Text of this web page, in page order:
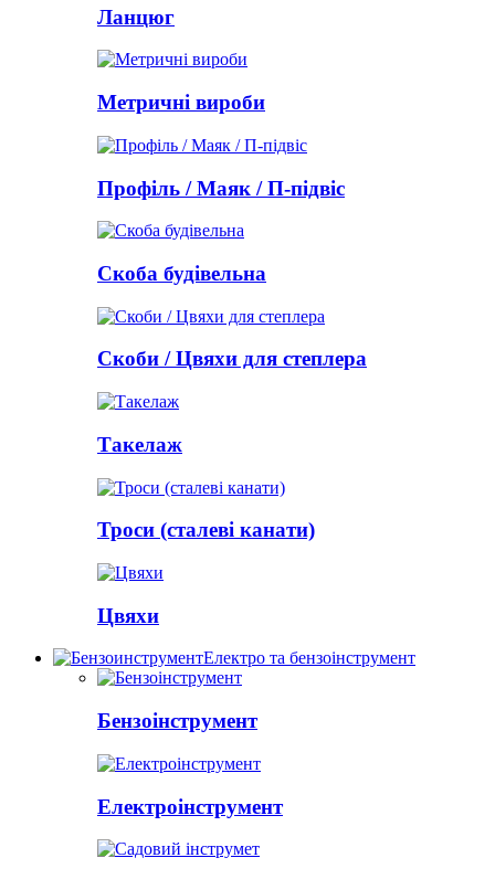
Ланцюг
Метричні вироби
Профіль / Маяк / П-підвіс
Скоба будівельна
Скоби / Цвяхи для степлера
Такелаж
Троси (сталеві канати)
Цвяхи
Електро та бензоінструмент
Бензоінструмент
Електроінструмент